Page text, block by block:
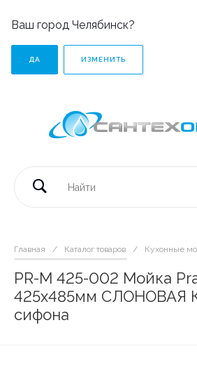
Ваш город Челябинск?
ДА ИЗМЕНИТЬ
Главная / Каталог товаров / Кухонные
PR-M 425-002 Мойка
425х485мм СЛОНОВАЯ
сифона